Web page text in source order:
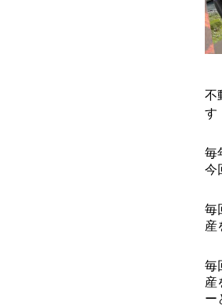
不
す
毎
今
毎
産
毎
産
ー